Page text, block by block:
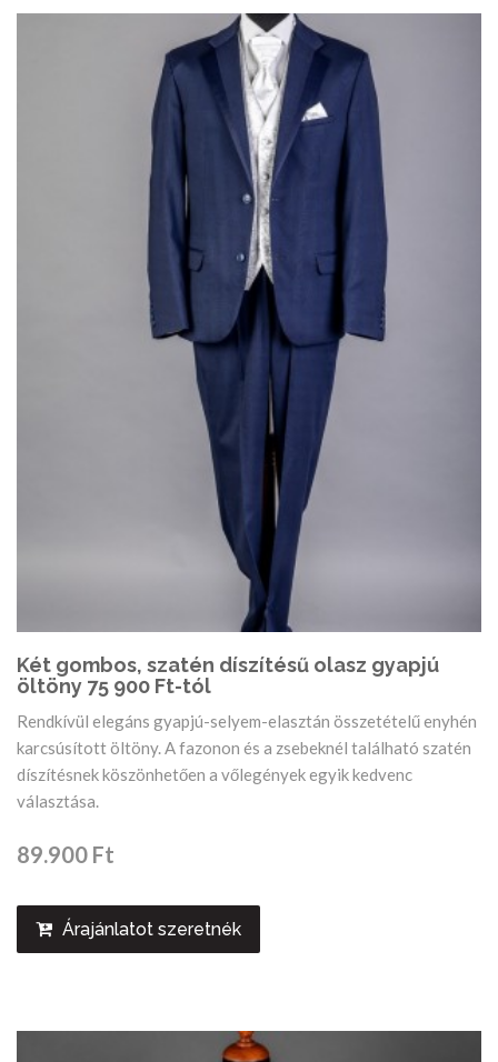
Két gombos, szatén díszítésű olasz gyapjú
öltöny 75 900 Ft-tól
Rendkívül elegáns gyapjú-selyem-elasztán összetételű enyhén
karcsúsított öltöny. A fazonon és a zsebeknél található szatén
díszítésnek köszönhetően a vőlegények egyik kedvenc
választása.
89.900 Ft
Árajánlatot szeretnék